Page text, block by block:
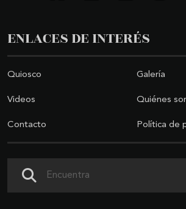
ENLACES DE INTERÉS
Quiosco Galería
Videos Quiénes
Contacto Política de